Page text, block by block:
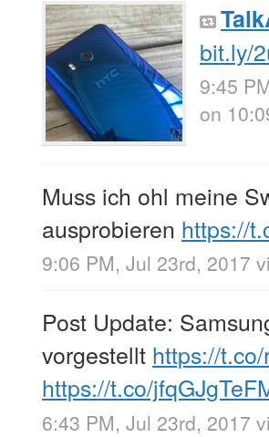
bit.ly/
9:45
on
Muss ich ohl meine
ausprobieren https://
9:06 PM, Jul 23rd, 2017
Post Update:
vorgestellt https://
https://t.co/
6:43 PM, Jul 23rd, 2017